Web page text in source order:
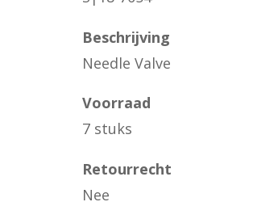
Beschrijving
Needle Valve
Voorraad
7 stuks
Retourrecht
Nee